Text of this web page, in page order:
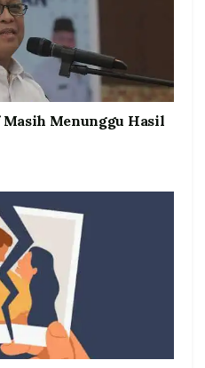
Masih Menunggu Hasil